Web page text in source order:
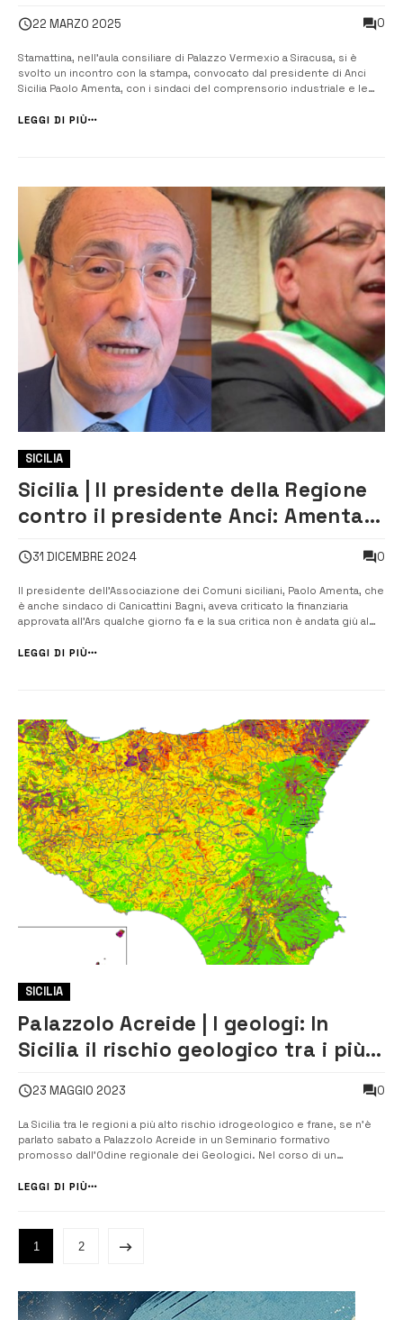
22 MARZO 2025 0
Stamattina, nell’aula consiliare di Palazzo Vermexio a Siracusa, si è
svolto un incontro con la stampa, convocato dal presidente di Anci
Sicilia Paolo Amenta, con i sindaci del comprensorio industriale e le
petrolchimico. Al centro del confronto il tentativo di elaborare un...
LEGGI DI PIÙ
SICILIA
Sicilia | Il presidente della Regione
contro il presidente Anci: Amenta
31 DICEMBRE 2024 0
Il presidente dell’Associazione dei Comuni siciliani, Paolo Amenta, che
è anche sindaco di Canicattini Bagni, aveva criticato la finanziaria
approvata all’Ars qualche giorno fa e la sua critica non è andata giù al
della legge, aveva lamentato lo scarso sostegno ai comuni sicili...
LEGGI DI PIÙ
SICILIA
Palazzolo Acreide | I geologi: In
Sicilia il rischio geologico tra i più
23 MAGGIO 2023 0
La Sicilia tra le regioni a più alto rischio idrogeologico e frane, se n’è
parlato sabato a Palazzolo Acreide in un Seminario formativo
promosso dall’Odine regionale dei Geologici. Nel corso di un
discusso del rischio idrogeologico e di frane, che nella nostra
LEGGI DI PIÙ
1 2